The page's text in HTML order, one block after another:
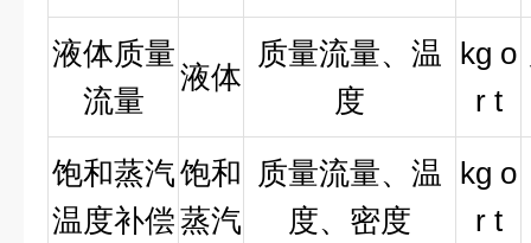
液体质量
流量
液体
质量流量、温
度
kg o
r t
饱和蒸汽
温度补偿
饱和
蒸汽
质量流量、温
度、密度
kg o
r t